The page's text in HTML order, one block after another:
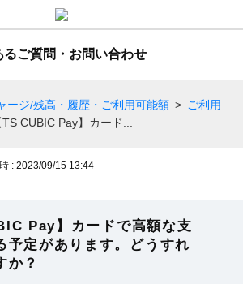
るご質問・お問い合わせ
ージ/残高・履歴・ご利用可能額 > ご利用
TS CUBIC Pay】カード...
: 2023/09/15 13:44
Pay】カードで高額な支
予定があります。どうすれ
か？